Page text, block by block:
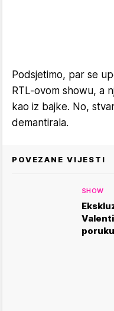
Podsjetimo, par se
RTL-ovom showu, a
kao iz bajke. No,
demantirala.
POVEZANE VIJESTI
SHOW